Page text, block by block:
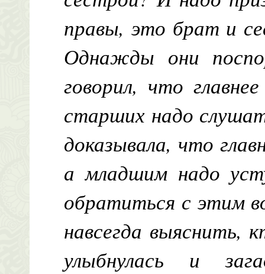
правы, это брат и
Однажды они
говорил, что
старших надо
доказывала, что
а младшим надо
обратиться с этим
навсегда выяснить,
улыбнулась и